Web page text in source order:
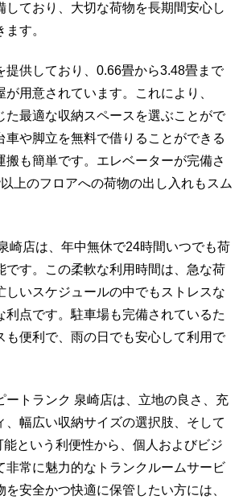
しており、大切な荷物を長期間安心し
す。
提供しており、0.66畳から3.48畳まで
用意されています。これにより、
た最適な収納スペースを選ぶことがで
車や脚立を無料で借りることができる
搬も簡単です。エレベーターが完備さ
上のフロアへの荷物の出し入れもスム
崎店は、年中無休で24時間いつでも荷
です。この柔軟な利用時間は、急な荷
しいスケジュールの中でもストレスな
利点です。駐車場も完備されているた
も便利で、雨の日でも安心して利用で
ートランク 泉崎店は、立地の良さ、充
、幅広い収納サイズの選択肢、そして
という利便性から、個人およびビジ
非常に魅力的なトランクルームサービ
を安全かつ快適に保管したい方には、